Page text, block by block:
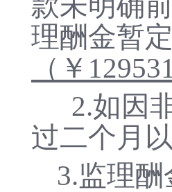
理酬金暂
（￥
2.如因
过二个月
3.监理